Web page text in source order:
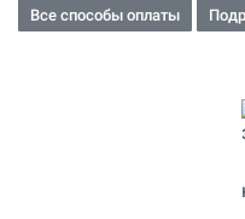
Все способы оплаты